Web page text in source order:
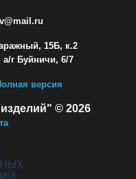
15Б, к.2
г Буйничи, 6/7
версия
© 2026